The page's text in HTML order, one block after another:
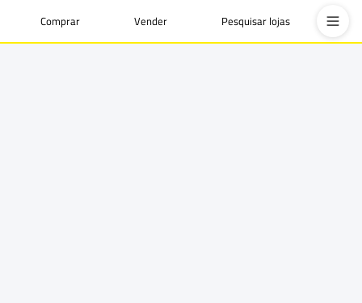
Comprar Vender Pesquisar lojas